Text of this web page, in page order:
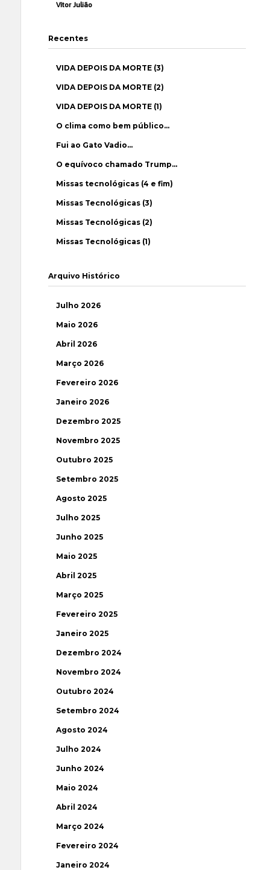
Vítor Julião
Recentes
VIDA DEPOIS DA MORTE (3)
VIDA DEPOIS DA MORTE (2)
VIDA DEPOIS DA MORTE (1)
O clima como bem público…
Fui ao Gato Vadio…
O equívoco chamado Trump…
Missas tecnológicas (4 e fim)
Missas Tecnológicas (3)
Missas Tecnológicas (2)
Missas Tecnológicas (1)
Arquivo Histórico
Julho 2026
Maio 2026
Abril 2026
Março 2026
Fevereiro 2026
Janeiro 2026
Dezembro 2025
Novembro 2025
Outubro 2025
Setembro 2025
Agosto 2025
Julho 2025
Junho 2025
Maio 2025
Abril 2025
Março 2025
Fevereiro 2025
Janeiro 2025
Dezembro 2024
Novembro 2024
Outubro 2024
Setembro 2024
Agosto 2024
Julho 2024
Junho 2024
Maio 2024
Abril 2024
Março 2024
Fevereiro 2024
Janeiro 2024